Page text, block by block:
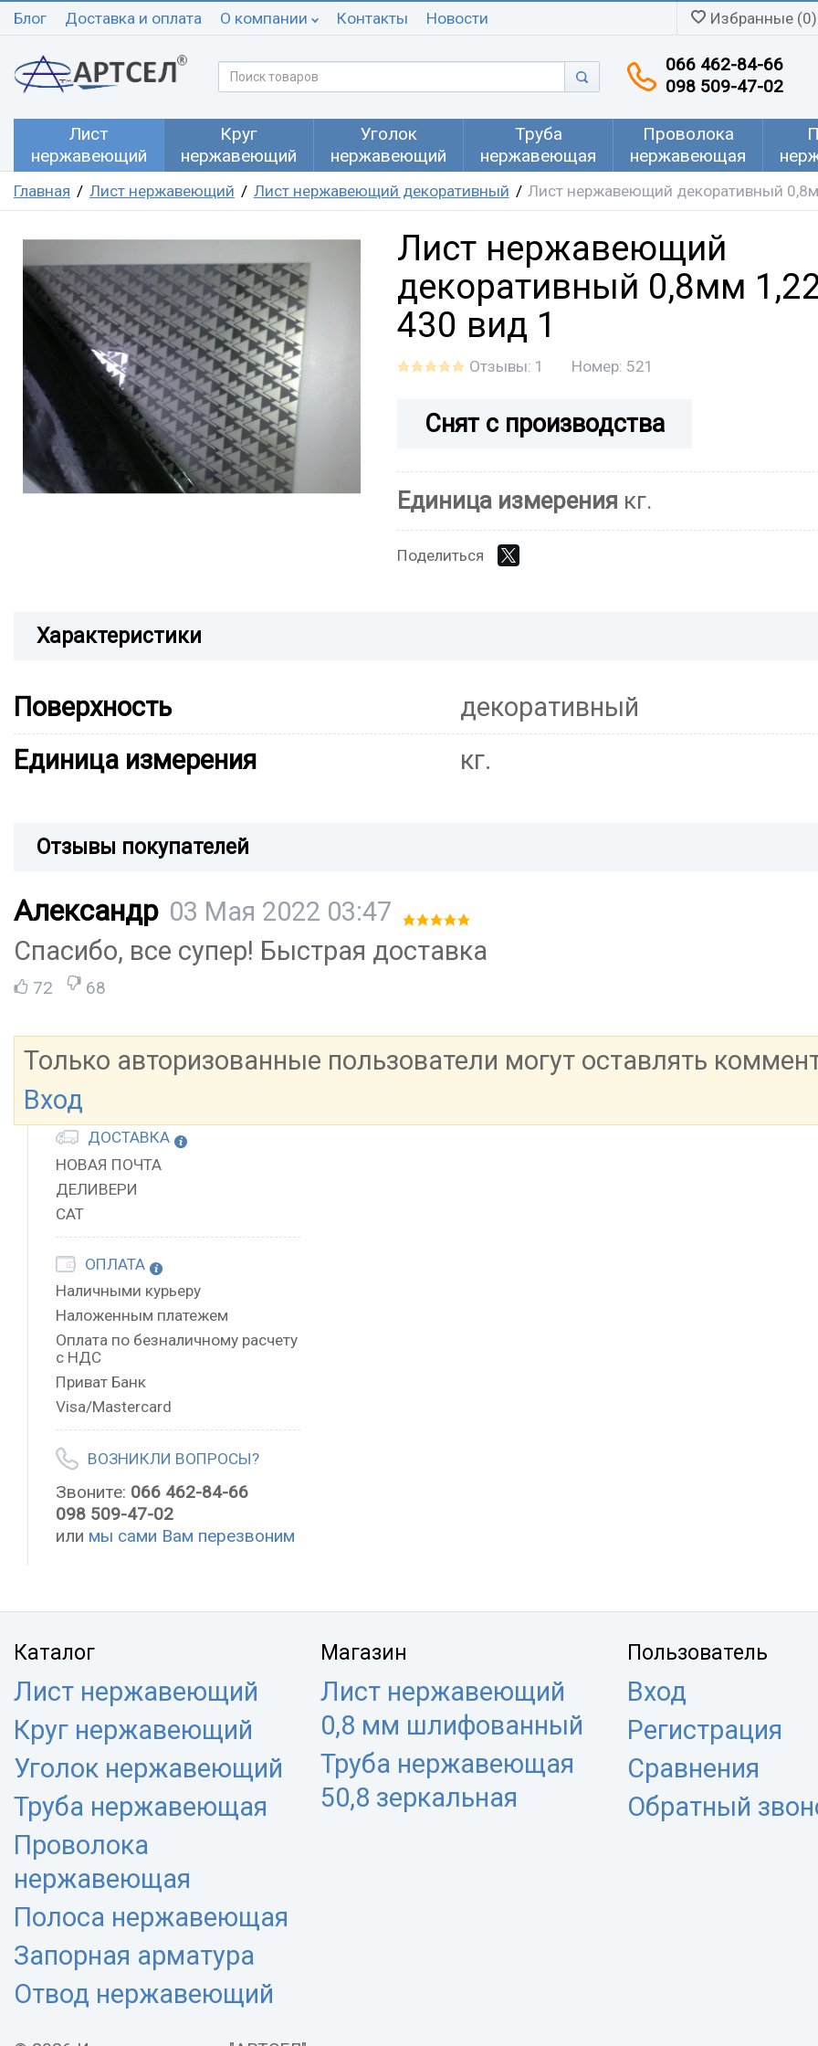
Блог Доставка и оплата О компании Контакты Новости Избранные (0)
066 462-84-66
098 509-47-02
Лист
нержавеющий
Круг
нержавеющий
Уголок
нержавеющий
Труба
нержавеющая
Проволока
нержавеющая
Главная Лист нержавеющий Лист нержавеющий декоративный Лист нержавеющий декоративный
Лист нержавеющий
декоративный 0,8мм
430 вид 1
Отзывы: 1 Номер: 521
Снят с производства
Единица измерения кг.
Поделиться
Характеристики
Поверхность
декоративный
Единица измерения
кг.
Отзывы покупателей
Александр 03 Мая 2022 03:47
Спасибо, все супер! Быстрая доставка
72 68
Только авторизованные пользователи могут оставлять
Вход
ДОСТАВКА
НОВАЯ ПОЧТА
ДЕЛИВЕРИ
САТ
ОПЛАТА
Наличными курьеру
Наложенным платежем
Оплата по безналичному расчету
с НДС
Приват Банк
Visa/Mastercard
ВОЗНИКЛИ ВОПРОСЫ?
Звоните: 066 462-84-66
098 509-47-02
или мы сами Вам перезвоним
Каталог
Лист нержавеющий
Круг нержавеющий
Уголок нержавеющий
Труба нержавеющая
Проволока
нержавеющая
Полоса нержавеющая
Запорная арматура
Отвод нержавеющий
Магазин
Лист нержавеющий
0,8 мм шлифованный
Труба нержавеющая
50,8 зеркальная
Пользователь
Вход
Регистрация
Сравнения
Обратный